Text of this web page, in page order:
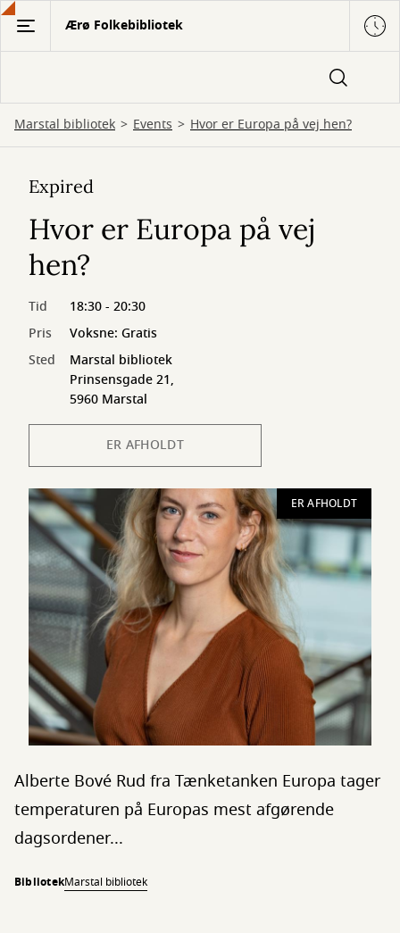
Gå
hovedindhold
Ærø Folkebibliotek
Marstal bibliotek Events Hvor er Europa på vej hen?
ER AFHOLDT
Expired
Hvor er Europa på vej
hen?
Tid
18:30 - 20:30
Pris
Voksne: Gratis
Sted
Marstal bibliotek
Prinsensgade 21,
5960 Marstal
ER AFHOLDT
Alberte Bové Rud fra Tænketanken Europa tager
temperaturen på Europas mest afgørende
dagsordener...
BibliotekMarstal bibliotek